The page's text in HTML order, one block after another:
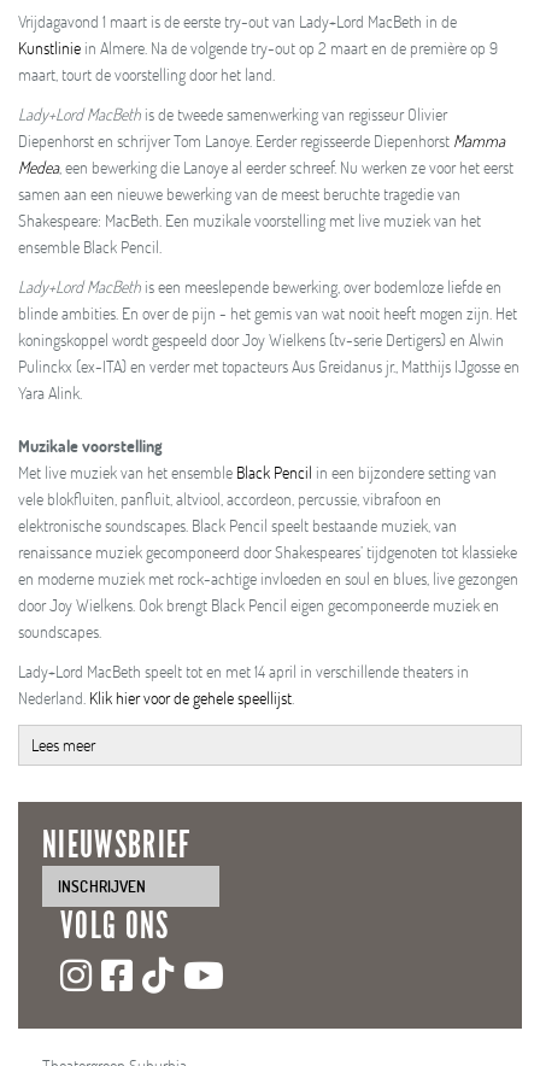
Vrijdagavond 1 maart is de eerste try-out van Lady+Lord MacBeth in de
Kunstlinie in Almere. Na de volgende try-out op 2 maart en de première op 9
maart, tourt de voorstelling door het land.
Lady+Lord MacBeth is de tweede samenwerking van regisseur Olivier
Diepenhorst en schrijver Tom Lanoye. Eerder regisseerde Diepenhorst Mamma
Medea, een bewerking die Lanoye al eerder schreef. Nu werken ze voor het eerst
samen aan een nieuwe bewerking van de meest beruchte tragedie van
Shakespeare: MacBeth. Een muzikale voorstelling met live muziek van het
ensemble Black Pencil.
Lady+Lord MacBeth is een meeslepende bewerking, over bodemloze liefde en
blinde ambities. En over de pijn - het gemis van wat nooit heeft mogen zijn. Het
koningskoppel wordt gespeeld door Joy Wielkens (tv-serie Dertigers) en Alwin
Pulinckx (ex-ITA) en verder met topacteurs Aus Greidanus jr., Matthijs IJgosse en
Yara Alink.
Muzikale voorstelling
Met live muziek van het ensemble Black Pencil in een bijzondere setting van
vele blokfluiten, panfluit, altviool, accordeon, percussie, vibrafoon en
elektronische soundscapes. Black Pencil speelt bestaande muziek, van
renaissance muziek gecomponeerd door Shakespeares’ tijdgenoten tot klassieke
en moderne muziek met rock-achtige invloeden en soul en blues, live gezongen
door Joy Wielkens. Ook brengt Black Pencil eigen gecomponeerde muziek en
soundscapes.
Lady+Lord MacBeth speelt tot en met 14 april in verschillende theaters in
Nederland. Klik hier voor de gehele speellijst.
Lees meer
NIEUWSBRIEF
INSCHRIJVEN
VOLG ONS